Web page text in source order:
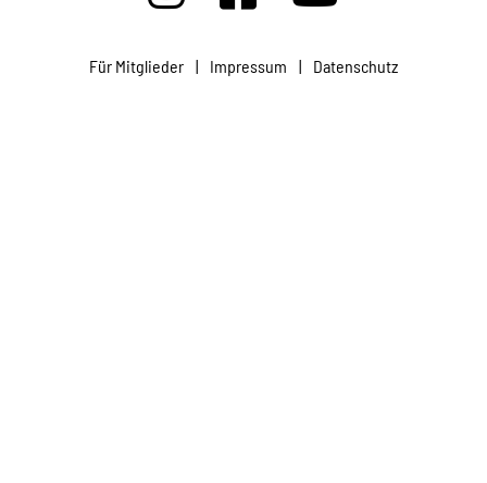
Projekte
Für Mitglieder | Impressum | Datenschutz